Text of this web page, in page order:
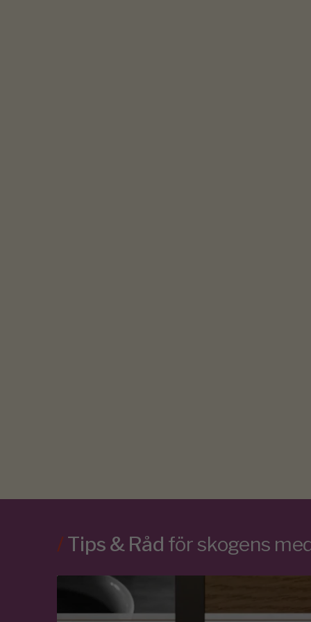
/ Tips & Råd för skogens